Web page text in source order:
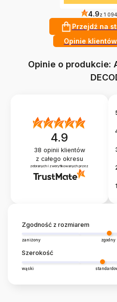
4.9z 1
Przejdź na
Opinie
Opinie o produkcie:
4.9
38 opinii klientów
z całego okresu
zebranych i zweryfikowanych przez
1
Zgodność z rozmiarem
zaniżony zgodny
Szerokość
wąski